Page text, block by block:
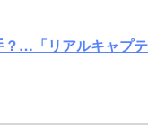
…「リアルキャプテ